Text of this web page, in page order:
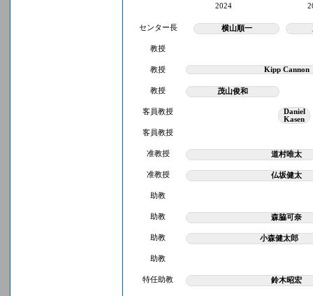
2024
センター長
教授
教授
教授
客員教授
客員教授
准教授
准教授
助教
助教
助教
助教
特任助教
横山順一
Kipp Cannon
茂山俊和
Daniel
Kasen
仏坂健太
道村唯太
森脇可奈
小森健太郎
鈴木昭宏